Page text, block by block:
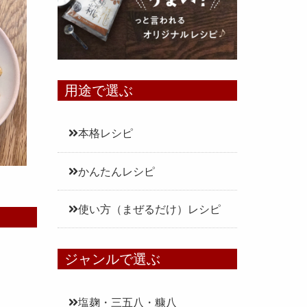
用途で選ぶ
本格レシピ
かんたんレシピ
使い方（まぜるだけ）レシピ
ジャンルで選ぶ
塩麹・三五八・糠八